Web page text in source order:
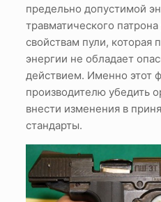
предельно допустимой
травматического
свойствам пули, которая
энергии не обладает
действием. Именно этот
производителю убедить
внести изменения в
стандарты.